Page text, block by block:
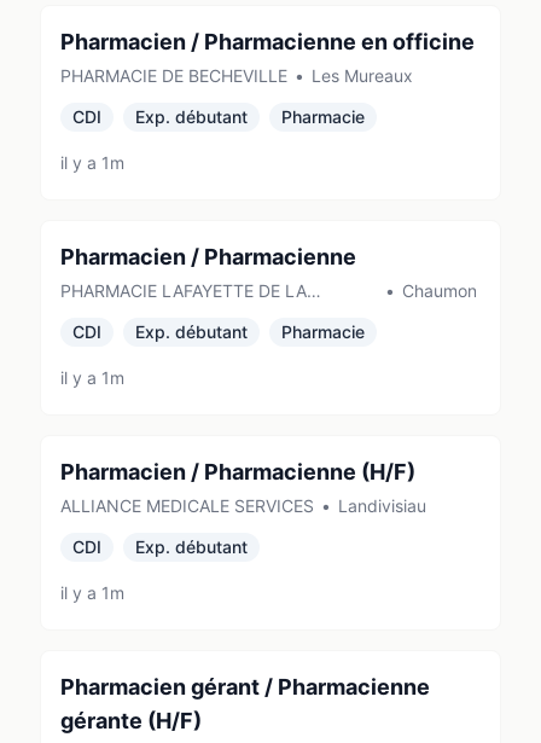
Pharmacien / Pharmacienne en officine
PHARMACIE DE BECHEVILLE • Les Mureaux
CDI
Exp. débutant Pharmacie
il y a 1m
Pharmacien / Pharmacienne
PHARMACIE LAFAYETTE DE LA
• Chaumont
CDI
Exp. débutant Pharmacie
il y a 1m
Pharmacien / Pharmacienne (H/F)
ALLIANCE MEDICALE SERVICES • Landivisiau
CDI
Exp. débutant
il y a 1m
Pharmacien gérant / Pharmacienne
gérante (H/F)